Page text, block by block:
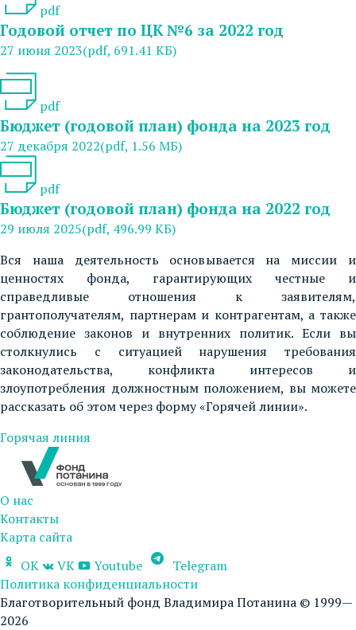
pdf
Годовой отчет по ЦК №6 за 2022 год
27 июня 2023(pdf, 691.41 КБ)
pdf
Бюджет (годовой план) фонда на 2023 год
27 декабря 2022(pdf, 1.56 МБ)
pdf
Бюджет (годовой план) фонда на 2022 год
29 июля 2025(pdf, 496.99 КБ)
Вся наша деятельность основывается на миссии и
ценностях фонда, гарантирующих честные и
справедливые отношения к заявителям,
грантополучателям, партнерам и контрагентам, а также
соблюдение законов и внутренних политик. Если вы
столкнулись с ситуацией нарушения требования
законодательства, конфликта интересов и
злоупотребления должностным положением, вы можете
рассказать об этом через форму «Горячей линии».
Горячая линия
О нас
Контакты
Карта сайта
OK
VK Youtube
Telegram
Политика конфиденциальности
Благотворительный фонд Владимира Потанина © 1999—
2026